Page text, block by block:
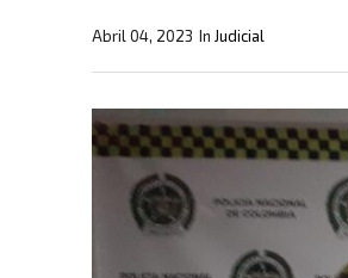
In Judicial
Abril 04, 2023